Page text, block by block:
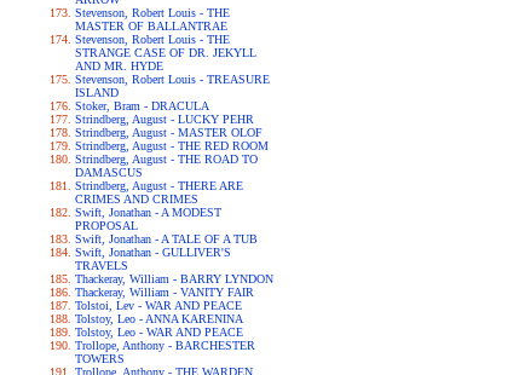
Stevenson, Robert Louis - THE
MASTER OF BALLANTRAE
Stevenson, Robert Louis - THE
STRANGE CASE OF DR. JEKYLL
AND MR. HYDE
Stevenson, Robert Louis - TREASURE
ISLAND
Stoker, Bram - DRACULA
Strindberg, August - LUCKY PEHR
Strindberg, August - MASTER OLOF
Strindberg, August - THE RED ROOM
Strindberg, August - THE ROAD TO
DAMASCUS
Strindberg, August - THERE ARE
CRIMES AND CRIMES
Swift, Jonathan - A MODEST
PROPOSAL
Swift, Jonathan - A TALE OF A TUB
Swift, Jonathan - GULLIVER'S
TRAVELS
Thackeray, William - BARRY LYNDON
Thackeray, William - VANITY FAIR
Tolstoi, Lev - WAR AND PEACE
Tolstoy, Leo - ANNA KARENINA
Tolstoy, Leo - WAR AND PEACE
Trollope, Anthony - BARCHESTER
TOWERS
Trollope, Anthony - THE WARDEN